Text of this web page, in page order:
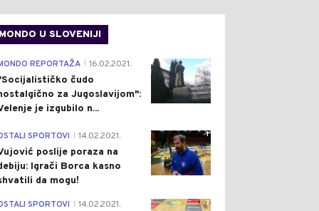
MONDO U SLOVENIJI
4
REPORTAŽA 16.02.2021.
čudo
za Jugoslavijom":
je izgubilo n...
1
SPORTOVI 14.02.2021.
poslije poraza na
Igrači Borca kasno
da mogu!
3
SPORTOVI 14.02.2021.